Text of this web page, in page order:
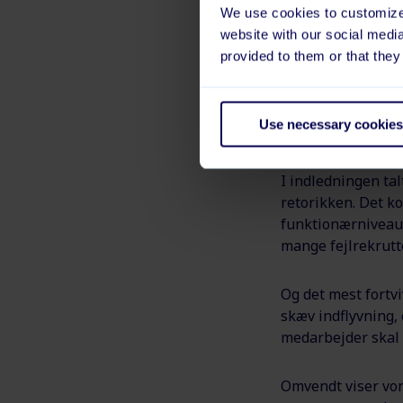
We use cookies to
website with our social
provided to them or that
Use necessary
Du skal i øvrigt
Digital
I indledningen
retorikken. Det
mange
Og det mest
skæv indflyvning,
medarbejder
Omvendt viser